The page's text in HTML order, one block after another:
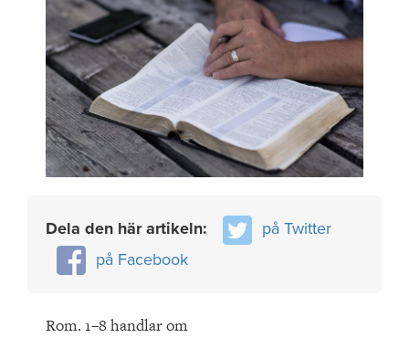
Dela den här artikeln:
på Twitter
på Facebook
Rom. 1–8 handlar om